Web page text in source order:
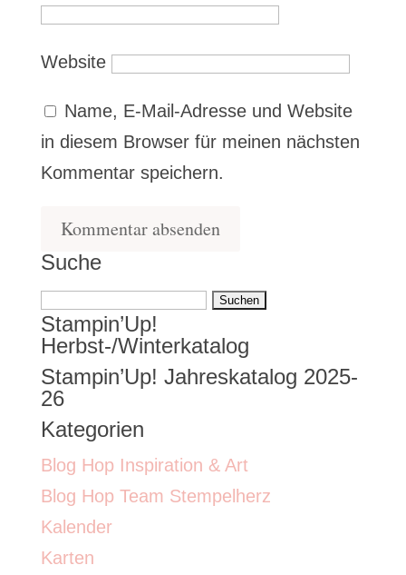
Website
Name, E-Mail-Adresse und Website
in diesem Browser für meinen nächsten
Kommentar speichern.
Suche
Suchen
nach:
Stampin’Up!
Herbst-/Winterkatalog
Stampin’Up! Jahreskatalog 2025-
26
Kategorien
Blog Hop Inspiration & Art
Blog Hop Team Stempelherz
Kalender
Karten